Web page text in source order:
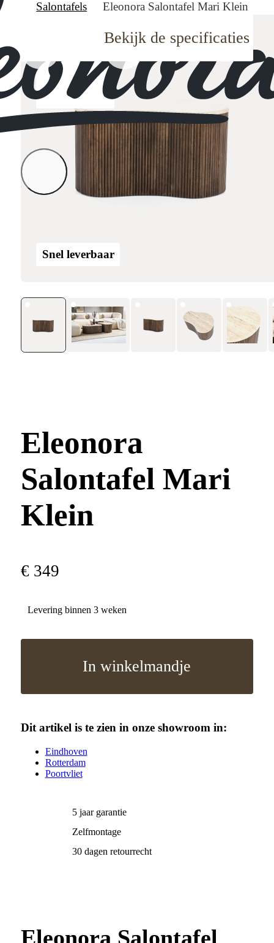
Salontafels
Eleonora Salontafel Mari Klein
Snel leverbaar
Bekijk de specificaties
Eleonora
Salontafel Mari
Klein
€ 349
Levering binnen 3 weken
In winkelmandje
Dit artikel is te zien in onze showroom in:
Eindhoven
Rotterdam
Poortvliet
5 jaar garantie
Zelfmontage
30 dagen retourrecht
Eleonora Salontafel